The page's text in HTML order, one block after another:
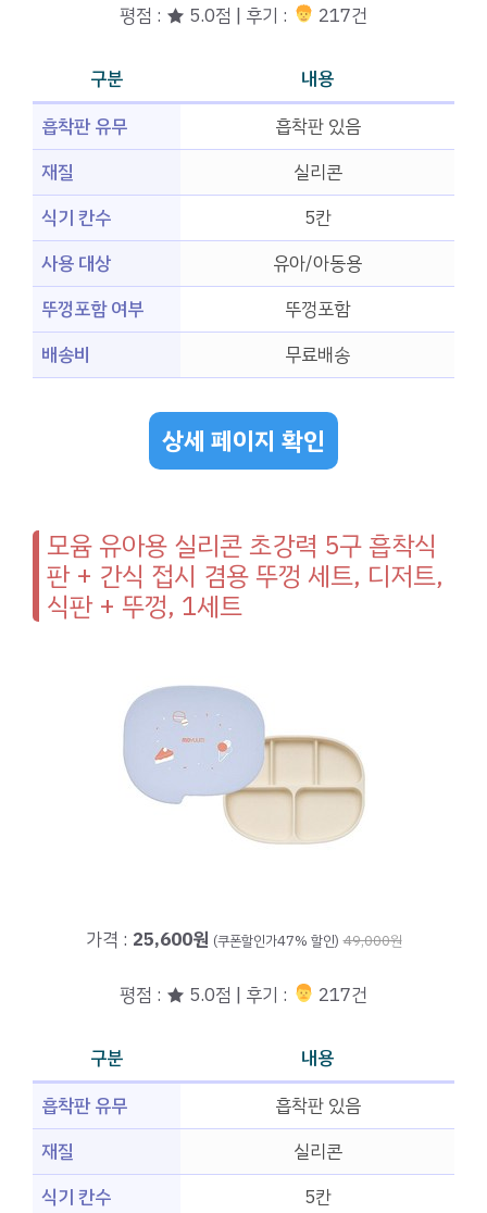
평점 : ★ 5.0점 | 후기 : 217건
구분
내용
흡착판 유무
흡착판 있음
재질
실리콘
식기 칸수
5칸
사용 대상
유아/아동용
뚜껑포함 여부
뚜껑포함
배송비
무료배송
상세 페이지 확인
모윰 유아용 실리콘 초강력 5구 흡착식
판 + 간식 접시 겸용 뚜껑 세트, 디저트,
식판 + 뚜껑, 1세트
가격 : 25,600원 (쿠폰할인가47% 할인) 49,000원
평점 : ★ 5.0점 | 후기 : ‍‍ 217건
구분
내용
흡착판 유무
흡착판 있음
재질
실리콘
식기 칸수
5칸